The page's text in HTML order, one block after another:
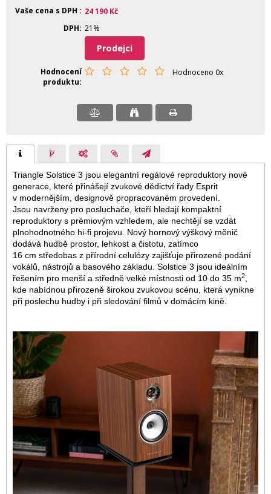
Vaše cena s DPH 24 190 Kč
DPH 21%
Prodejci
Hodnocení
produktu
Hodnoceno 0x
Triangle Solstice 3 jsou elegantní regálové reproduktory nové
generace, které přinášejí zvukové dědictví řady Esprit
v modernějším, designově propracovaném provedení.
Jsou navrženy pro posluchače, kteří hledají kompaktní
reproduktory s prémiovým vzhledem, ale nechtějí se vzdát
plnohodnotného hi-fi projevu. Nový hornový výškový měnič
dodává hudbě prostor, lehkost a čistotu, zatímco
16 cm středobas z přírodní celulózy zajišťuje přirozené podání
vokálů, nástrojů a basového základu. Solstice 3 jsou ideálním
řešením pro menší a středně velké místnosti od 10 do 35 m2,
kde nabídnou přirozeně širokou zvukovou scénu, která vynikne
při poslechu hudby i při sledování filmů v domácím kině.